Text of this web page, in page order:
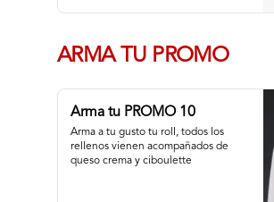
ARMA TU PROMO
Arma tu PROMO 10
Arma a tu gusto tu roll, todos los
rellenos vienen acompañados de
queso crema y ciboulette